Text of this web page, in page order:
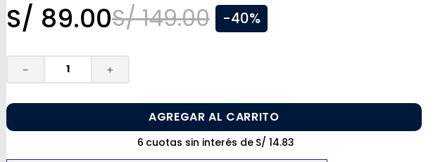
S/ 89.00S/ 149.00 -40%
＋
－
AGREGAR AL CARRITO
6 cuotas sin interés de S/ 14.83